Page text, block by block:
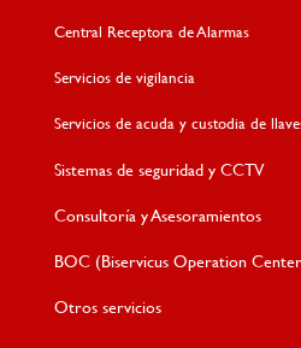
Central Receptora de Alarmas
Servicios de vigilancia
Servicios de acuda y custodia de
Sistemas de seguridad y CCTV
Consultoría y Asesoramientos
BOC (Biservicus Operation
Otros servicios